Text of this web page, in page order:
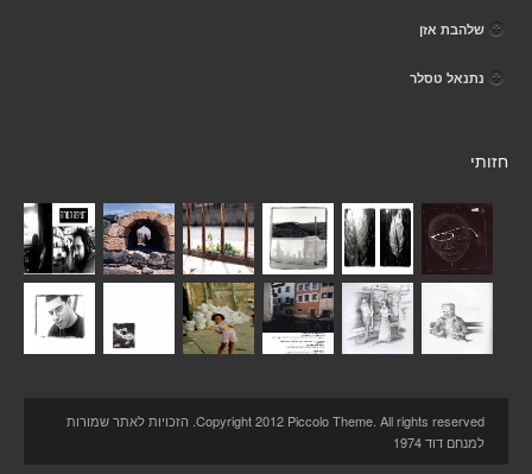
שלהבת אזן
נתנאל טסלר
חזותי
Copyright 2012 Piccolo Theme. All rights reserved. הזכויות לאתר שמורות
למנחם דוד 1974